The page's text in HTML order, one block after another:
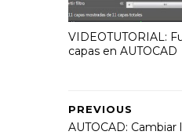
VIDEOTUTORIAL:
capas en AUTOCAD
PREVIOUS
AUTOCAD: